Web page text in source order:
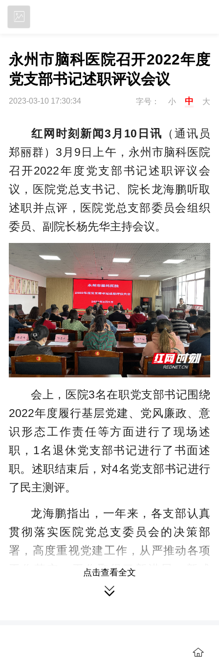
永州市脑科医院召开2022年度
党支部书记述职评议会议
2023-03-10 17:30:34 字号： 小 中 大
红网时刻新闻3月10日讯 （通讯员
郑丽群）3月9日上午，永州市脑科医院
召开2022年度党支部书记述职评议会
议，医院党总支书记、院长龙海鹏听取
述职并点评，医院党总支部委员会组织
委员、副院长杨先华主持会议。
会上，医院3名在职党支部书记围绕
2022年度履行基层党建、党风廉政、意
识形态工作责任等方面进行了现场述
职，1名退休党支部书记进行了书面述
职。述职结束后，对4名党支部书记进行
了民主测评。
龙海鹏指出，一年来，各支部认真
贯彻落实医院党总支委员会的决策部
署，高度重视党建工作，从严推动各项
工作落实，工作取得了新进展、新成
效。他要求，一是持续开展以党史为重
点击查看全文
